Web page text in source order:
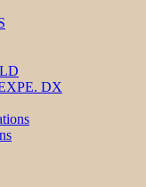
DX